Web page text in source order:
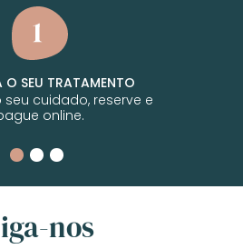
O SEU TRATAMENTO
seu cuidado, reserve e
online.
nos